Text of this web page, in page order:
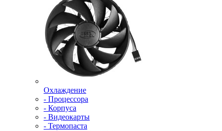
Охлаждение
- Процессора
- Корпуса
- Видеокарты
- Термопаста